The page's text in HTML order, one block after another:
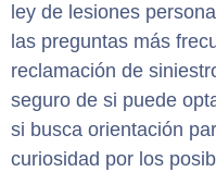
ley de lesiones
las preguntas más
reclamación de
seguro de si puede
si busca orientación
curiosidad por los